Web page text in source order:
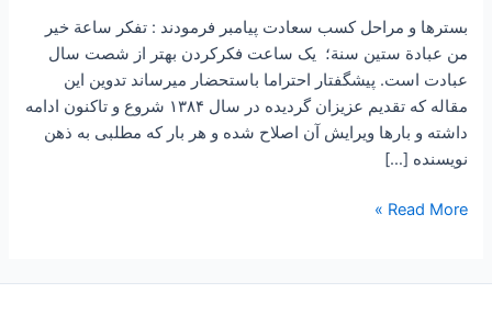
بسترها و مراحل كسب سعادت پیامبر فرمودند : تفكر ساعة خير
من عبادة ستين سنة؛ یک ساعت فکرکردن بهتر از شصت سال
عبادت است. پیشگفتار احتراما باستحضار میرساند تدوین این
مقاله که تقدیم عزیزان گردیده در سال ۱۳۸۴ شروع و تاکنون ادامه
داشته و بارها ویرایش آن اصلاح شده و هر بار که مطلبی به ذهن
نویسنده […]
Read More »